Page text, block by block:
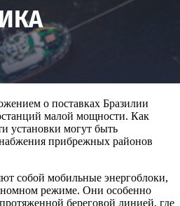
о поставках Бразилии
малой мощности. Как
установки могут быть
прибрежных районов
собой мобильные энергоблоки,
режиме. Они особенно
береговой линией, где